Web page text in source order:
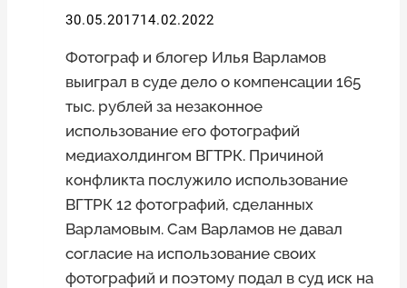
30.05.201714.02.2022
Фотограф и блогер Илья Варламов
выиграл в суде дело о компенсации 165
тыс. рублей за незаконное
использование его фотографий
медиахолдингом ВГТРК. Причиной
конфликта послужило использование
ВГТРК 12 фотографий, сделанных
Варламовым. Сам Варламов не давал
согласие на использование своих
фотографий и поэтому подал в суд иск на